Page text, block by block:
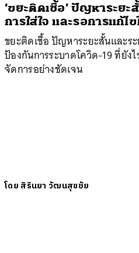
‘ขยะติดเชื้อ’ ปัญหาระยะ
การใส่ใจ และรอการแก้ไ
ขยะติดเชื้อ ปัญหาระยะสั้นและร
ป้องกันการระบาดโควิด-19 ที่ยัง
จัดการอย่างชัดเจน
โดย สิรินยา วัฒนสุขชัย